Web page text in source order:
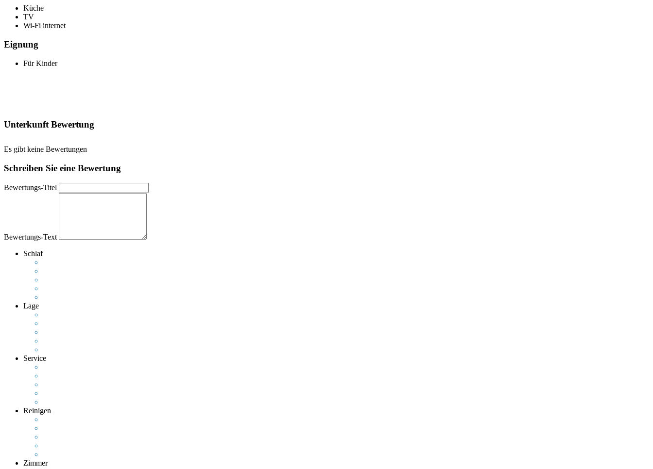
Küche
TV
Wi-Fi internet
Eignung
Für Kinder
Unterkunft Bewertung
Es gibt keine Bewertungen
Schreiben Sie eine Bewertung
Bewertungs-Titel
Bewertungs-Text
Schlaf
Lage
Service
Reinigen
Zimmer